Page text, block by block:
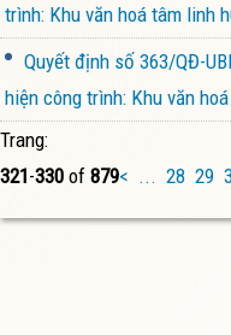
trình: Khu văn hoá tâm linh
Quyết định số 363/QĐ-
hiện công trình: Khu văn
Trang:
321-330 of 879< ... 28 29